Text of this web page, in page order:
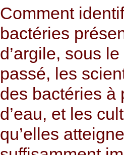
Comment
bactéries
d’argile, sous
passé, les
des bactéries à
d’eau, et les
qu’elles